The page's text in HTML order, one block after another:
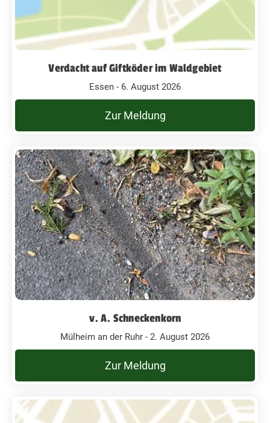
Verdacht auf Giftköder im Waldgebiet
Essen - 6. August 2026
Zur Meldung
v. A. Schneckenkorn
Mülheim an der Ruhr - 2. August 2026
Zur Meldung